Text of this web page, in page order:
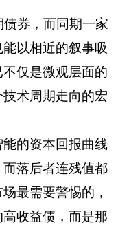
券，而同期一家
以相近的叙事吸
仅是微观层面的
术周期走向的宏
的资本回报曲线
落后者连残值都
最需要警惕的，
收益债，而是那